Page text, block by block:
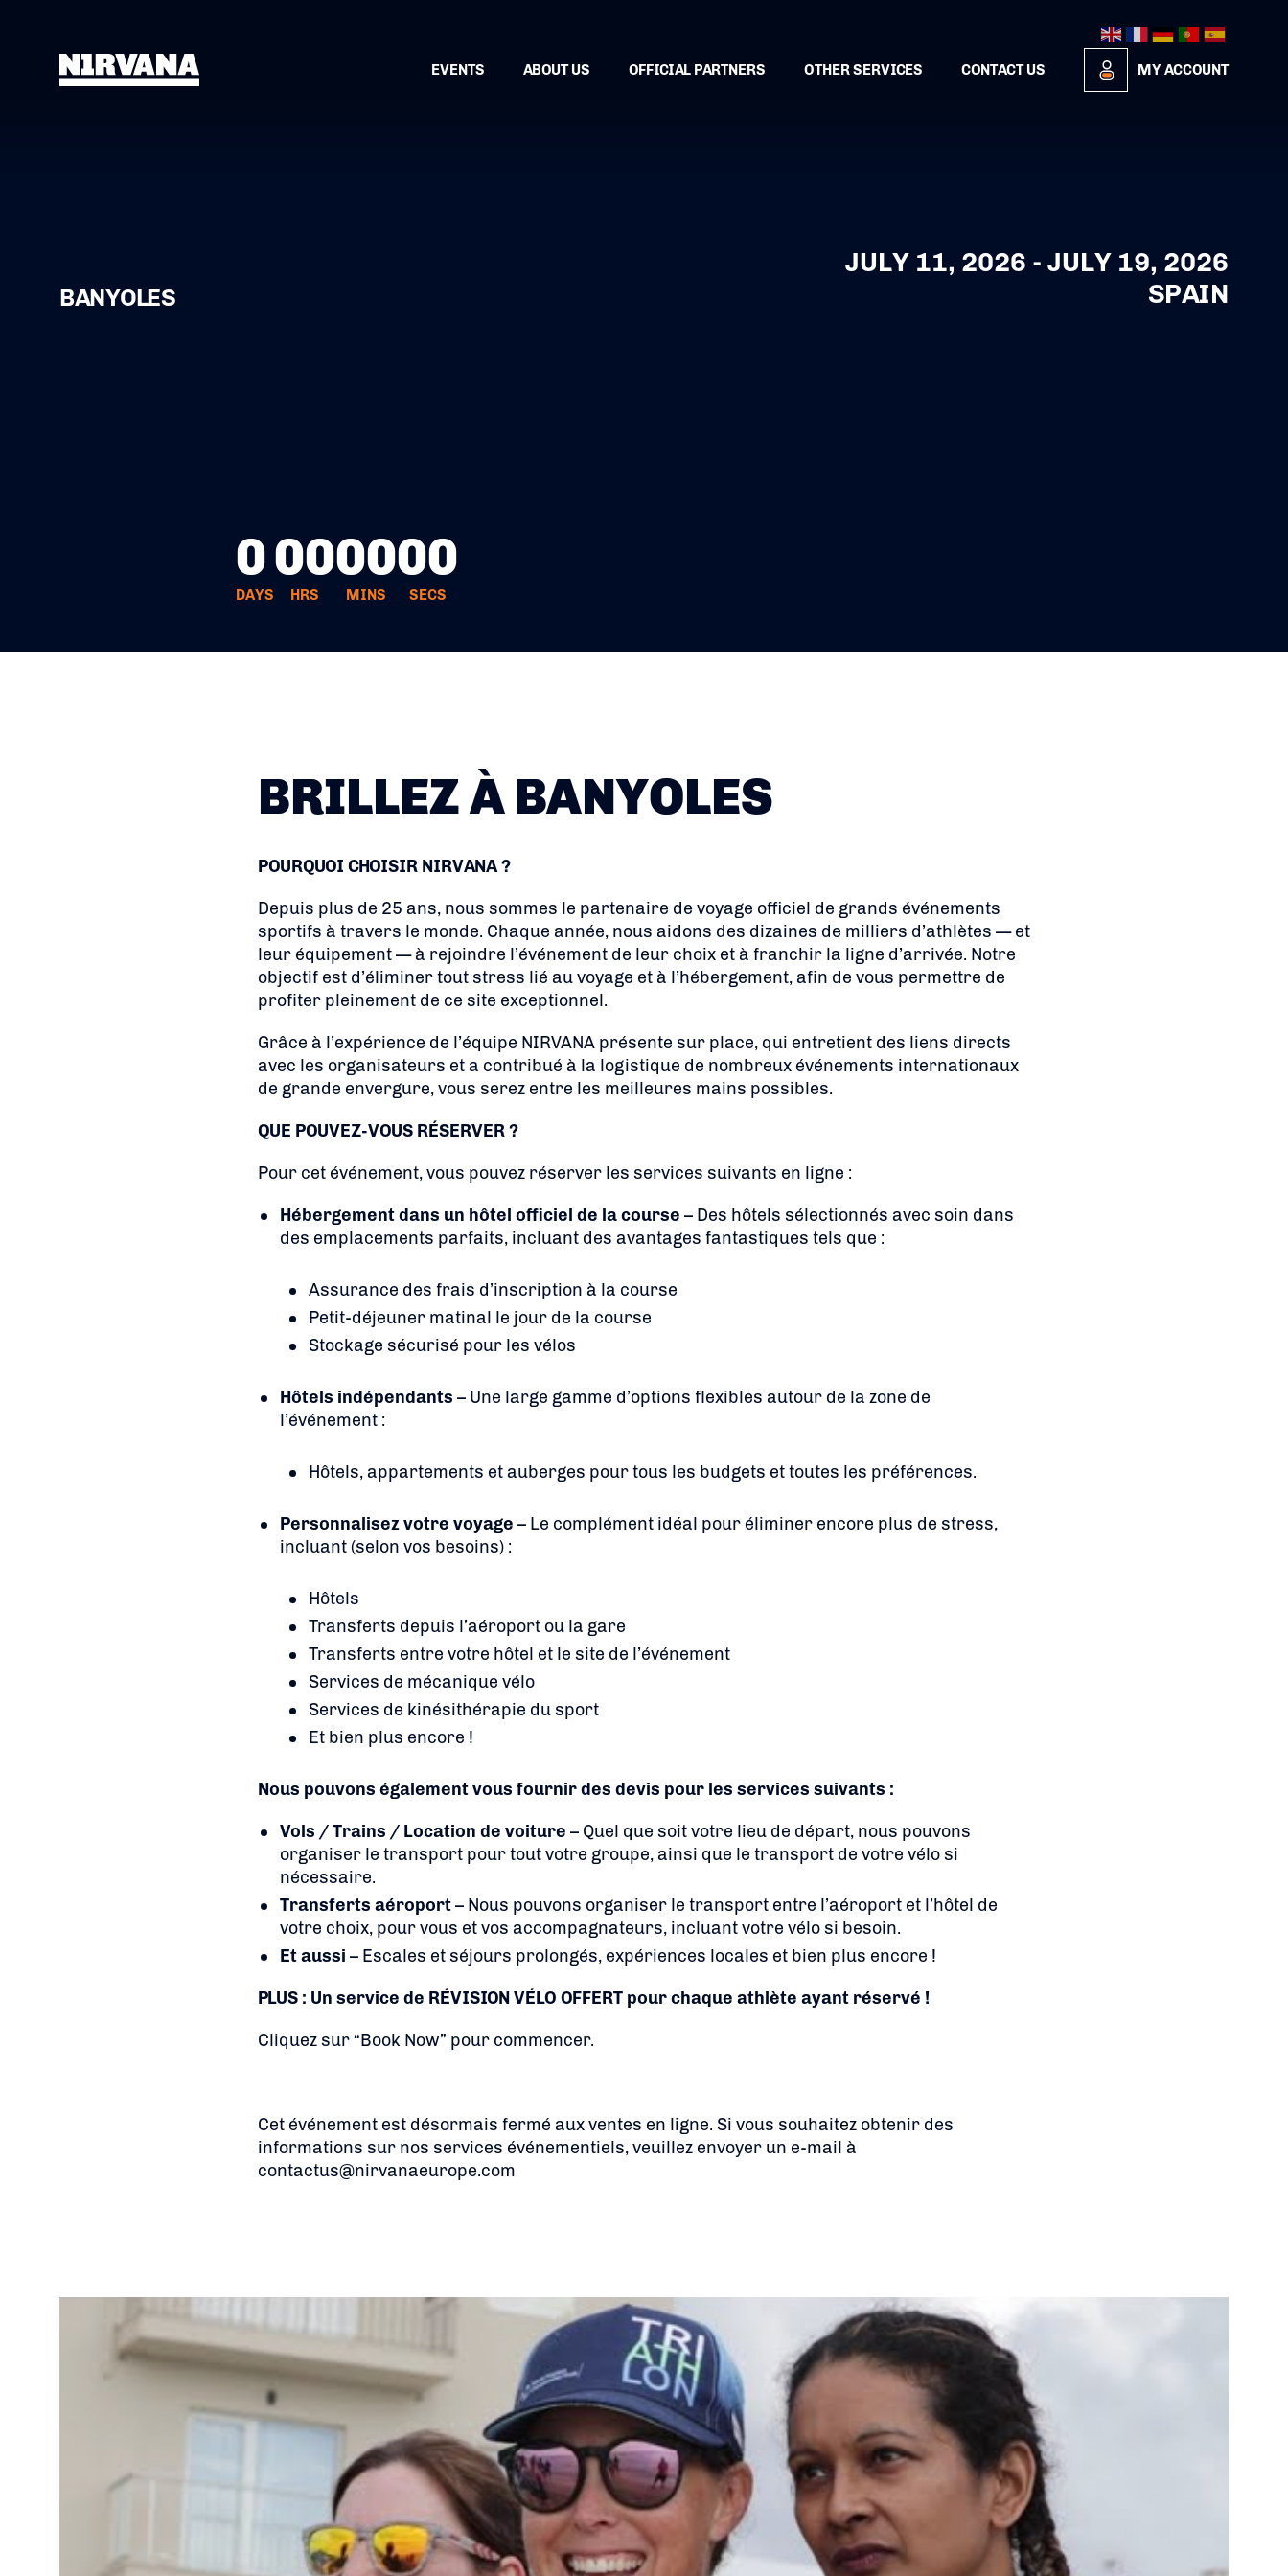
EVENTS ABOUT US OFFICIAL PARTNERS OTHER SERVICES CONTACT US MY ACCOUNT
BANYOLES
JULY 11, 2026 - JULY 19, 2026
SPAIN
0
DAYS
00
HRS
00
MINS
00
SECS
BRILLEZ À BANYOLES
POURQUOI CHOISIR NIRVANA ?
Depuis plus de 25 ans, nous sommes le partenaire de voyage officiel de grands événements
sportifs à travers le monde. Chaque année, nous aidons des dizaines de milliers d’athlètes — et
leur équipement — à rejoindre l’événement de leur choix et à franchir la ligne d’arrivée. Notre
objectif est d’éliminer tout stress lié au voyage et à l’hébergement, afin de vous permettre de
profiter pleinement de ce site exceptionnel.
Grâce à l’expérience de l’équipe NIRVANA présente sur place, qui entretient des liens directs
avec les organisateurs et a contribué à la logistique de nombreux événements internationaux
de grande envergure, vous serez entre les meilleures mains possibles.
QUE POUVEZ-VOUS RÉSERVER ?
Pour cet événement, vous pouvez réserver les services suivants en ligne :
Hébergement dans un hôtel officiel de la course – Des hôtels sélectionnés avec soin dans
des emplacements parfaits, incluant des avantages fantastiques tels que :
Assurance des frais d’inscription à la course
Petit-déjeuner matinal le jour de la course
Stockage sécurisé pour les vélos
Hôtels indépendants – Une large gamme d’options flexibles autour de la zone de
l’événement :
Hôtels, appartements et auberges pour tous les budgets et toutes les préférences.
Personnalisez votre voyage – Le complément idéal pour éliminer encore plus de stress,
incluant (selon vos besoins) :
Hôtels
Transferts depuis l’aéroport ou la gare
Transferts entre votre hôtel et le site de l’événement
Services de mécanique vélo
Services de kinésithérapie du sport
Et bien plus encore !
Nous pouvons également vous fournir des devis pour les services suivants :
Vols / Trains / Location de voiture – Quel que soit votre lieu de départ, nous pouvons
organiser le transport pour tout votre groupe, ainsi que le transport de votre vélo si
nécessaire.
Transferts aéroport– Nous pouvons organiser le transport entre l’aéroport et l’hôtel de
votre choix, pour vous et vos accompagnateurs, incluant votre vélo si besoin.
Et aussi – Escales et séjours prolongés, expériences locales et bien plus encore !
PLUS : Un service de RÉVISION VÉLO OFFERT pour chaque athlète ayant réservé !
Cliquez sur “Book Now” pour commencer.
Cet événement est désormais fermé aux ventes en ligne. Si vous souhaitez obtenir des
informations sur nos services événementiels, veuillez envoyer un e-mail à
contactus@nirvanaeurope.com